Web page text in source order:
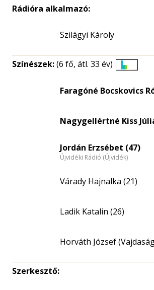
Rádióra alkalmazó:
Szilágyi Károly
Színészek:(6 fő, átl. 33 év)
Faragóné Bocskovics
Nagygellértné Kiss
Jordán Erzsébet (47)
Újvidéki Rádió (Újvidék)
Várady Hajnalka (21)
Ladik Katalin (26)
Horváth József
Szerkesztő: